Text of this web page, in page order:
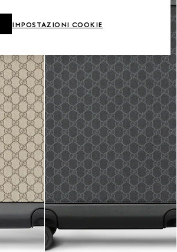
IMPOSTAZIONI COOKIE